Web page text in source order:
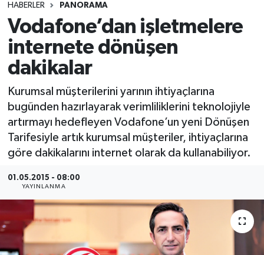
HABERLER PANORAMA
Vodafone’dan işletmelere
internete dönüşen
dakikalar
Kurumsal müşterilerini yarının ihtiyaçlarına
bugünden hazırlayarak verimliliklerini teknolojiyle
artırmayı hedefleyen Vodafone’un yeni Dönüşen
Tarifesiyle artık kurumsal müşteriler, ihtiyaçlarına
göre dakikalarını internet olarak da kullanabiliyor.
01.05.2015 - 08:00
YAYINLANMA
ETKİNLİK
GÜNCEL
KAPAK
OSB
ŞİRKET PANO